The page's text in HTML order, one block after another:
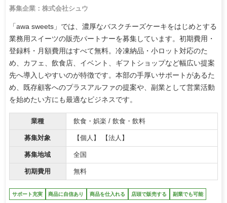
募集企業：株式会社シュウ
「awa sweets」では、濃厚なバスクチーズケーキをはじめとする
業務用スイーツの販売パートナーを募集しています。初期費用・
登録料・月額費用はすべて無料。冷凍納品・小ロット対応のた
め、カフェ、飲食店、イベント、ギフトショップなど幅広い提案
先へ導入しやすいのが特徴です。本部の手厚いサポートがあるた
め、既存顧客へのプラスアルファの提案や、副業として営業活動
を始めたい方にも最適なビジネスです。
業種 飲食・娯楽 / 飲食・飲料
募集対象 【個人】 【法人】
募集地域 全国
初期費用 無料
サポート充実 商品に自信あり 商品を仕入れる 店頭で販売する 副業でも可能